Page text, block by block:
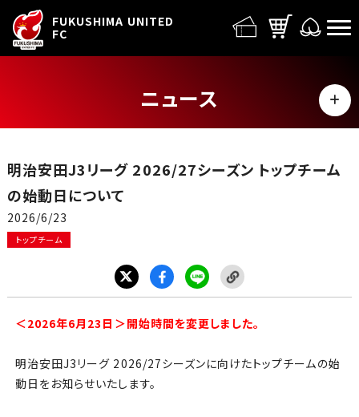
FUKUSHIMA UNITED
FC
ニュース
MENU
トップチーム
イベント
グッズ
チケット
明治安田J3リーグ 2026/27シーズン トップチーム
の始動日について
2026/6/23
トップチーム
＜2026年6月23日＞開始時間を変更しました。
明治安田J3リーグ 2026/27シーズンに向けたトップチームの始
動日をお知らせいたします。